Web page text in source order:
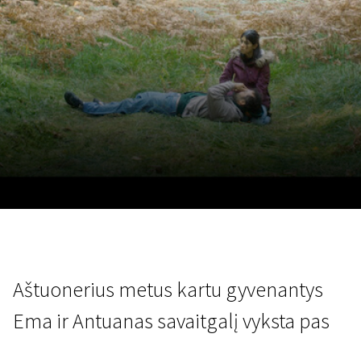
Aštuonerius metus kartu gyvenantys
Ema ir Antuanas savaitgalį vyksta pas